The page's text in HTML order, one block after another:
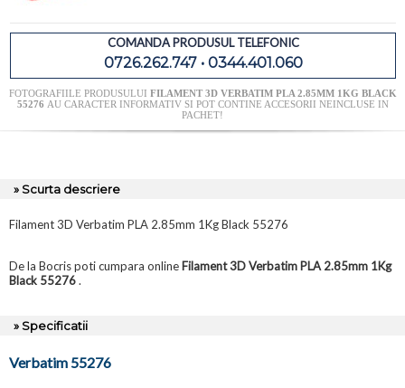
COMANDA PRODUSUL TELEFONIC
0726.262.747 • 0344.401.060
FOTOGRAFIILE PRODUSULUI FILAMENT 3D VERBATIM PLA 2.85MM 1KG BLACK
55276 AU CARACTER INFORMATIV SI POT CONTINE ACCESORII NEINCLUSE IN
PACHET!
» Scurta descriere
Filament 3D Verbatim PLA 2.85mm 1Kg Black 55276
De la Bocris poti cumpara online Filament 3D Verbatim PLA 2.85mm 1Kg
Black 55276.
» Specificatii
Verbatim 55276